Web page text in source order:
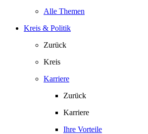
Alle Themen
Kreis & Politik
Zurück
Kreis
Karriere
Zurück
Karriere
Ihre Vorteile